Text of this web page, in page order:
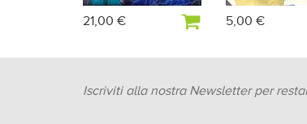
21,00 € 5,00 €
Iscriviti alla nostra Newsletter per